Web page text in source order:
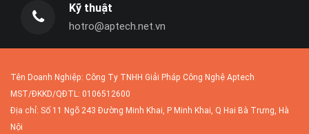
Các website được thiết kế không theo
chuẩn thiết kế web hầu...
Kỹ thuật
hotro@aptech.net.vn
Tên Doanh Nghiệp: Công Ty TNHH Giải Pháp Công Nghệ Aptech
MST/ĐKKD/QĐTL: 0106512600
Địa chỉ: Số 11 Ngõ 243 Đường Minh Khai, P Minh Khai, Q Hai Bà Trưng, Hà
Nội